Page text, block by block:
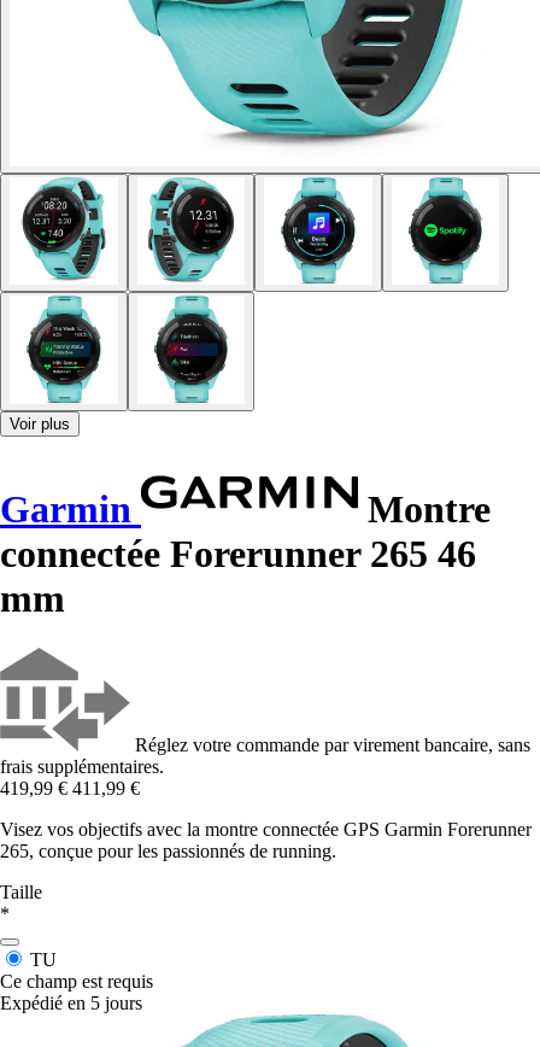
Voir plus
Garmin
Montre
connectée Forerunner 265 46
mm
Réglez votre commande par virement bancaire, sans
frais supplémentaires.
419,99 € 411,99 €
Visez vos objectifs avec la montre connectée GPS Garmin Forerunner
265, conçue pour les passionnés de running.
Taille
*
TU
Ce champ est requis
Expédié en 5 jours